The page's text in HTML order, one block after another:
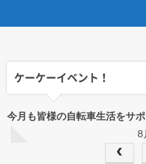
ケーケーイベント！
今月も皆様の自転車生活をサ
8